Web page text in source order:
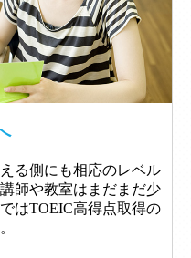
る側にも相応のレベル
師や教室はまだまだ少
はTOEIC高得点取得の